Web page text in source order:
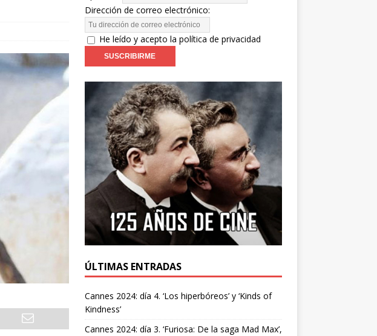
Dirección de correo electrónico:
He leído y acepto la política de privacidad
ÚLTIMAS ENTRADAS
Cannes 2024: día 4. ‘Los hiperbóreos’ y ‘Kinds of
Kindness’
Cannes 2024: día 3. ‘Furiosa: De la saga Mad Max’,